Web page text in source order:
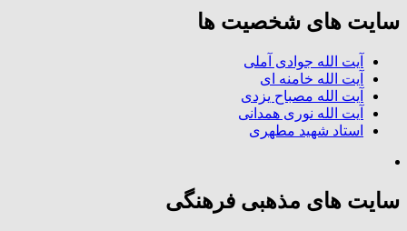
سایت های شخصیت ها
آیت الله جوادی آملی
آیت الله خامنه ای
آیت الله مصباح یزدی
آیت الله نوری همدانی
استاد شهید مطهری
سایت های مذهبی فرهنگی